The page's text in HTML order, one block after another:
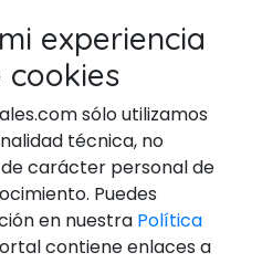
DE
Contacto
experiencia
cookies
sólo utilizamos
técnica, no
carácter personal de
Puedes
en nuestra Política
contiene enlaces a